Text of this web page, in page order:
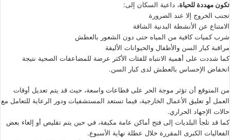
تكون مهددة للحياة، داعية السكان إلى:
تجنب الخروج إلا عند الضرورة
الامتناع عن الأنشطة البدنية الشاقة
شرب كميات كافية من المياه حتى دون الشعور بالعطش
مراقبة كبار السن والأطفال والحيوانات الأليفة
كما شددت على أهمية الانتباه للفئات الأكثر عرضة للمضاعفات الصحية نتيجة
انخفاض الإحساس بالعطش لدى كبار السن.
من المتوقع أن تؤثر موجة الحر على قطاعات واسعة، حيث قد يتم تعديل أوقات
العمل أو تعليق الأعمال الخارجية، فيما تستعد المستشفيات ودور الرعاية للتعامل مع
حالات الإجهاد الحراري.
كما قد تلجأ البلديات إلى فتح أماكن عامة مكيفة، في حين يتم تقليص أو إلغاء بعض
الفعاليات الكبرى المقررة خلال عطلة نهاية الأسبوع.